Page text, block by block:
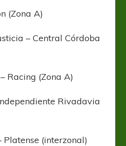
(Zona A)
– Central Córdoba
Racing (Zona A)
Rivadavia
Platense (interzonal)